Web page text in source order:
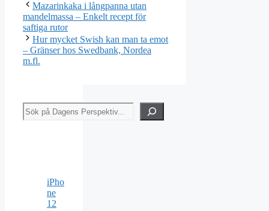
Mazarinkaka i långpanna utan
mandelmassa – Enkelt recept för
saftiga rutor
Hur mycket Swish kan man ta emot
– Gränser hos Swedbank, Nordea
m.fl.
Sök
iPho
ne
12